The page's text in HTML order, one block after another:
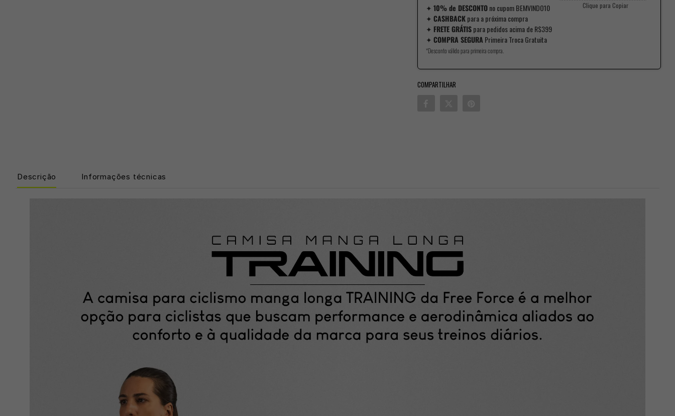
✦ 10% de DESCONTOno cupom BEMVINDO10
✦ CASHBACKpara a próxima compra
✦ FRETE GRÁTISpara pedidos acima de R$399
✦ COMPRA SEGURA Primeira Troca Gratuita
*Desconto válido para primeira compra.
Clique para Copiar
COMPARTILHAR
Descrição Informações técnicas